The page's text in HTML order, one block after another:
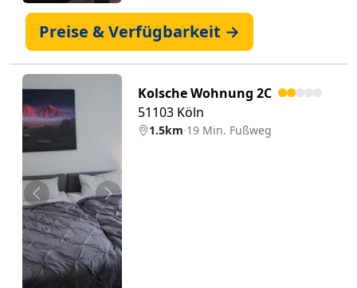
Preise & Verfügbarkeit →
Zurück Weiter
Kolsche Wohnung 2C
51103 Köln
1.5km·19 Min. Fußweg